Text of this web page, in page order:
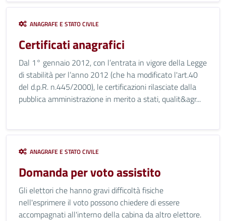
ANAGRAFE E STATO CIVILE
Certificati anagrafici
Dal 1° gennaio 2012, con l’entrata in vigore della Legge
di stabilità per l’anno 2012 (che ha modificato l'art.40
del d.p.R. n.445/2000), le certificazioni rilasciate dalla
pubblica amministrazione in merito a stati, qualit&agr...
ANAGRAFE E STATO CIVILE
Domanda per voto assistito
Gli elettori che hanno gravi difficoltà fisiche
nell'esprimere il voto possono chiedere di essere
accompagnati all'interno della cabina da altro elettore.